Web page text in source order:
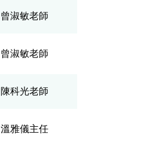
曾淑敏老師
曾淑敏老師
陳科光老師
溫雅儀主任